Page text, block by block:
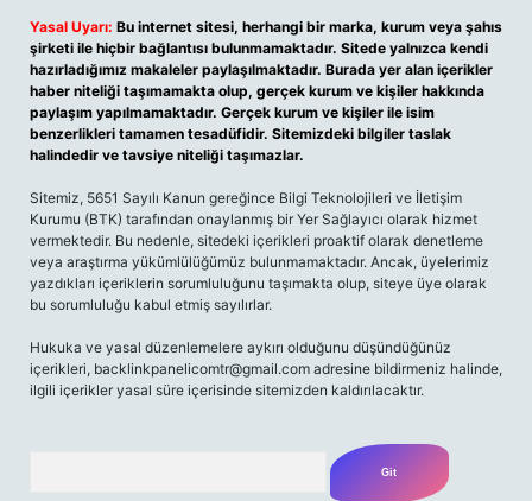
Yasal Uyarı: Bu internet sitesi, herhangi bir marka, kurum veya şahıs
şirketi ile hiçbir bağlantısı bulunmamaktadır. Sitede yalnızca kendi
hazırladığımız makaleler paylaşılmaktadır. Burada yer alan içerikler
haber niteliği taşımamakta olup, gerçek kurum ve kişiler hakkında
paylaşım yapılmamaktadır. Gerçek kurum ve kişiler ile isim
benzerlikleri tamamen tesadüfidir. Sitemizdeki bilgiler taslak
halindedir ve tavsiye niteliği taşımazlar.
Sitemiz, 5651 Sayılı Kanun gereğince Bilgi Teknolojileri ve İletişim
Kurumu (BTK) tarafından onaylanmış bir Yer Sağlayıcı olarak hizmet
vermektedir. Bu nedenle, sitedeki içerikleri proaktif olarak denetleme
veya araştırma yükümlülüğümüz bulunmamaktadır. Ancak, üyelerimiz
yazdıkları içeriklerin sorumluluğunu taşımakta olup, siteye üye olarak
bu sorumluluğu kabul etmiş sayılırlar.
Hukuka ve yasal düzenlemelere aykırı olduğunu düşündüğünüz
içerikleri, backlinkpanelicomtr@gmail.com adresine bildirmeniz halinde,
ilgili içerikler yasal süre içerisinde sitemizden kaldırılacaktır.